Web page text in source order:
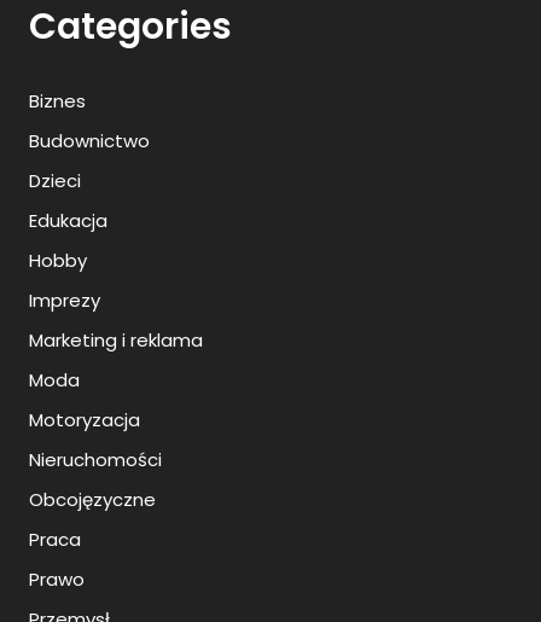
Categories
Biznes
Budownictwo
Dzieci
Edukacja
Hobby
Imprezy
Marketing i reklama
Moda
Motoryzacja
Nieruchomości
Obcojęzyczne
Praca
Prawo